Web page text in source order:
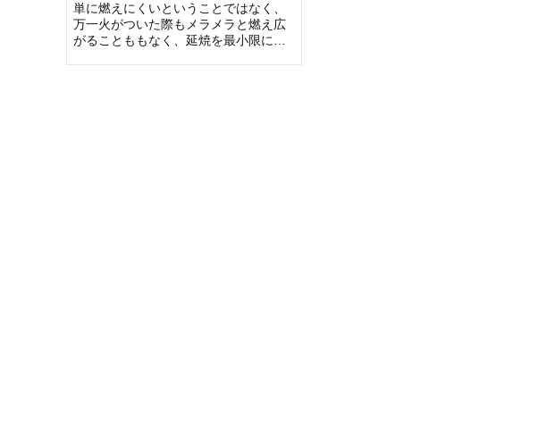
単に燃えにくいということではなく、
万一火がついた際もメラメラと燃え広
がることももなく、延焼を最小限にく